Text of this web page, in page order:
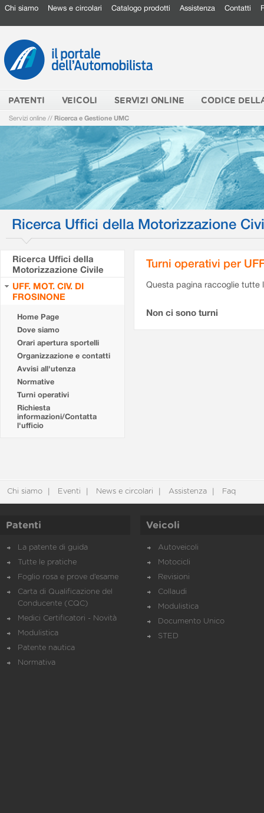
Chi siamo News e circolari Catalogo prodotti Assistenza Contatti
PATENTI VEICOLI SERVIZI ONLINE CODICE
Servizi online // Ricerca e Gestione UMC
Ricerca Uffici della Motorizzazione
Ricerca Uffici della
Motorizzazione Civile
UFF. MOT. CIV. DI
FROSINONE
Home Page
Dove siamo
Orari apertura sportelli
Organizzazione e contatti
Avvisi all'utenza
Normative
Turni operativi
Richiesta
informazioni/Contatta
l'ufficio
Turni operativi per
Questa pagina raccoglie tutte
Non ci sono turni
Chi siamo Eventi News e circolari Assistenza Faq
Patenti
La patente di guida
Tutte le pratiche
Foglio rosa e prove d’esame
Carta di Qualificazione del
Conducente (CQC)
Medici Certificatori - Novità
Modulistica
Patente nautica
Normativa
Veicoli
Autoveicoli
Motocicli
Revisioni
Collaudi
Modulistica
Documento Unico
STED